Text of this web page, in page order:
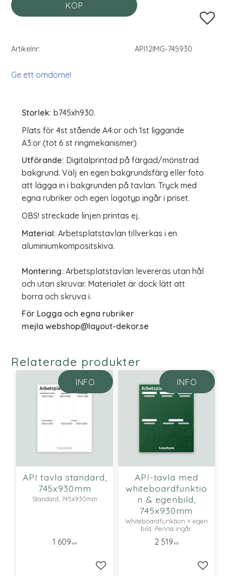
KÖP
Lägg
Artikelnr API12IMG-745930
Ge ett omdöme!
Storlek: b745xh930.
Plats för 4st stående A4:or och 1st liggande
A3:or (tot 6 st ringmekanismer)
Utförande: Digitalprintad på färgad/mönstrad
bakgrund. Välj en egen bakgrundsfärg eller foto
att lägga in i bakgrunden på tavlan. Tryck med
egna rubriker och egen logotyp ingår i priset.
OBS! streckade linjen printas ej.
Material: Arbetsplatstavlan tillverkas i en
aluminiumkompositskiva.
Montering: Arbetsplatstavlan levereras utan hål
och utan skruvar. Materialet är dock lätt att
borra och skruva i.
För Logga och egna rubriker
mejla webshop@layout-dekor.se
Relaterade produkter
API tavla standard,
745x930mm
Standard, 745x930mm
1 609 KR
Lägg till i favoriter
INFO
API-tavla med
whiteboardfunktio
n & egenbild,
745x930mm
Whiteboardfunktion + egen
bild. Penna ingår.
2 519 KR
Lägg
INFO